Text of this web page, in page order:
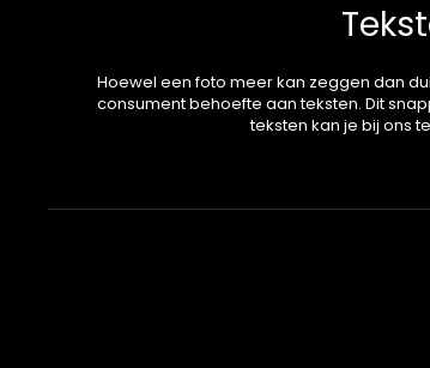
Hoewel een foto meer kan zeggen dan
consument behoefte aan teksten. Dit
teksten kan je bij ons